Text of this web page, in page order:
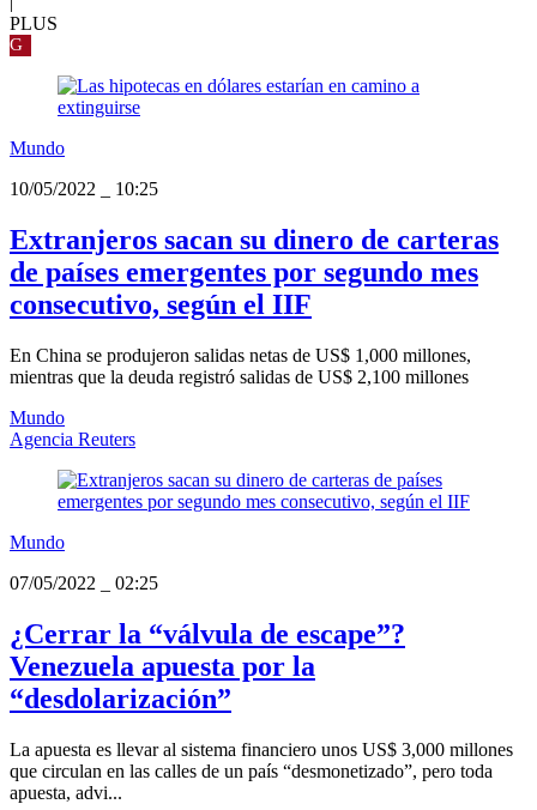
PLUS
G
Mundo
10/05/2022
10:25
Extranjeros sacan su dinero de carteras
de países emergentes por segundo mes
consecutivo, según el IIF
En China se produjeron salidas netas de US$ 1,000 millones,
mientras que la deuda registró salidas de US$ 2,100 millones
Mundo
Agencia Reuters
Mundo
07/05/2022
02:25
¿Cerrar la “válvula de escape”?
Venezuela apuesta por la
“desdolarización”
La apuesta es llevar al sistema financiero unos US$ 3,000 millones
que circulan en las calles de un país “desmonetizado”, pero toda
apuesta, advi...